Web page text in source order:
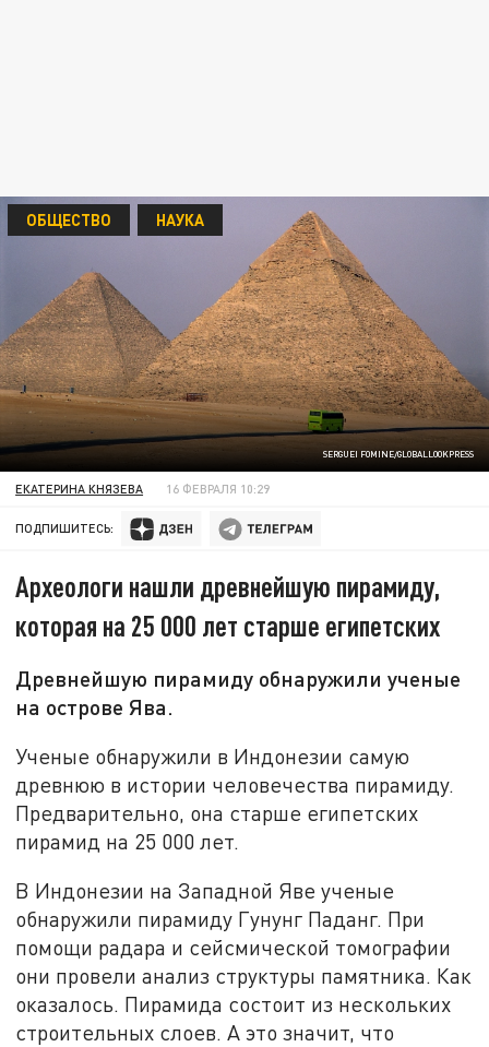
SERGUEI FOMINE/GLOBALLOOKPRESS
ОБЩЕСТВО НАУКА
ЕКАТЕРИНА КНЯЗЕВА 16 ФЕВРАЛЯ 10:29
ПОДПИШИТЕСЬ:
Археологи нашли древнейшую пирамиду,
которая на 25 000 лет старше египетских
Древнейшую пирамиду обнаружили ученые
на острове Ява.
Ученые обнаружили в Индонезии самую
древнюю в истории человечества пирамиду.
Предварительно, она старше египетских
пирамид на 25 000 лет.
В Индонезии на Западной Яве ученые
обнаружили пирамиду Гунунг Паданг. При
помощи радара и сейсмической томографии
они провели анализ структуры памятника. Как
оказалось. Пирамида состоит из нескольких
строительных слоев. А это значит, что